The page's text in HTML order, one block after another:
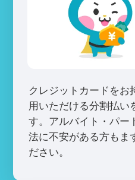
クレジットカードをお
用いただける分割払い
す。アルバイト・パー
法に不安がある方もま
ださい。